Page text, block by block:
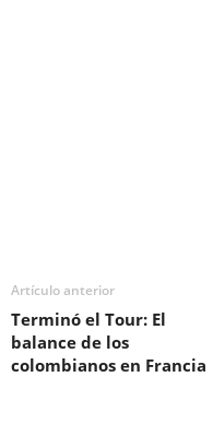
Artículo anterior
Terminó el Tour: El
balance de los
colombianos en Francia